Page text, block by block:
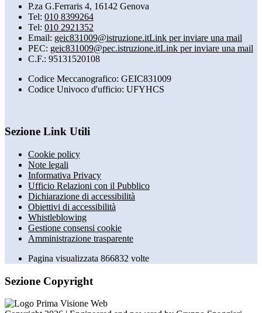
P.za G.Ferraris 4, 16142 Genova
Tel: 010 8399264
Tel: 010 2921352
Email: geic831009@istruzione.itLink per inviare una mail
PEC: geic831009@pec.istruzione.itLink per inviare una mail
C.F.: 95131520108
Codice Meccanografico: GEIC831009
Codice Univoco d'ufficio: UFYHCS
Sezione Link Utili
Cookie policy
Note legali
Informativa Privacy
Ufficio Relazioni con il Pubblico
Dichiarazione di accessibilità
Obiettivi di accessibilità
Whistleblowing
Gestione consensi cookie
Amministrazione trasparente
Pagina visualizzata 866832 volte
Sezione Copyright